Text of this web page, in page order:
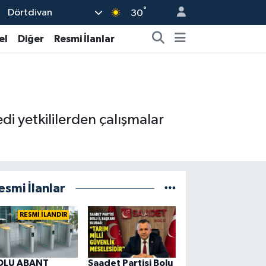
Dörtdivan 30°
Diğer Resmi İlanlar
yetkililerden çalışmalar
İlanlar
RESMİ İLANDIR
ABANT
Saadet Partisi Bolu